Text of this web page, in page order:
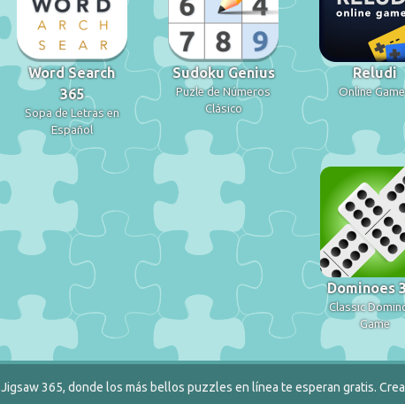
Word Search
365
Sopa de Letras en
Español
Sudoku Genius
Puzle de Números
Clásico
Reludi
Online
Dominoes
Classic
Game
Jigsaw 365, donde los más bellos puzzles en línea te esperan gratis.